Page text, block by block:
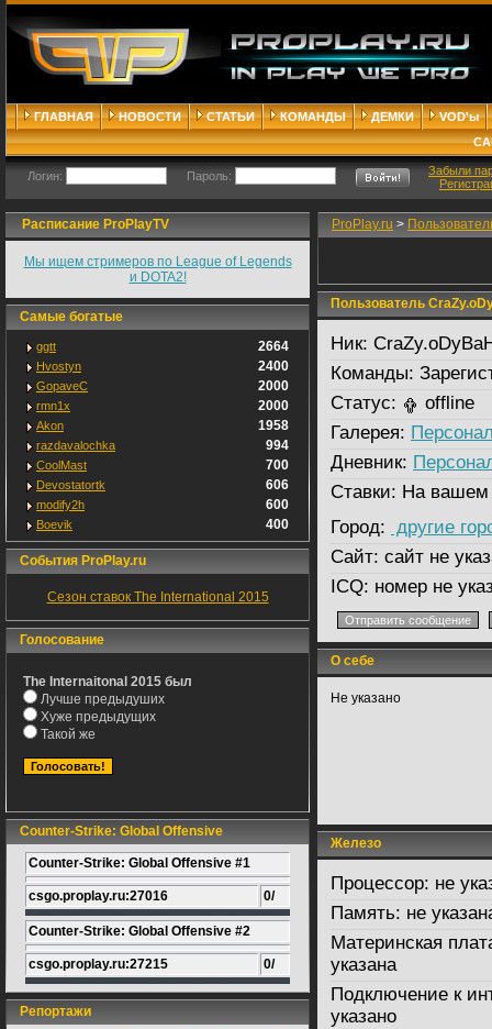
ГЛАВНАЯ НОВОСТИ СТАТЬИ КОМАНДЫ ДЕМКИ
VOD'ы
Логин: Пароль:
Забыли
Расписание ProPlayTV
Мы ищем стримеров по League of Legends
и DOTA2!
Самые богатые
ggtt 2664
Hvostyn 2400
GopaveC 2000
rmn1x 2000
Akon 1958
razdavalochka 994
CoolMast 700
Devostatortk 606
modify2h 600
Boevik 400
События ProPlay.ru
Сезон ставок The International 2015
Голосование
The Internaitonal 2015 был
Лучше предыдуших
Хуже предыдущих
Такой же
Counter-Strike: Global Offensive
Counter-Strike: Global Offensive #1
csgo.proplay.ru:27016 0/
Counter-Strike: Global Offensive #2
csgo.proplay.ru:27215 0/
Репортажи
ProPlay.ru >
Пользователь
Ник:
Команды:
Статус:
offline
Галерея:
Дневник:
Ставки: На вашем
Город: другие
Сайт: сайт не
ICQ: номер не
О себе
Не указано
Железо
Процессор: не
Память: не
Материнская
указана
Подключение к
указано